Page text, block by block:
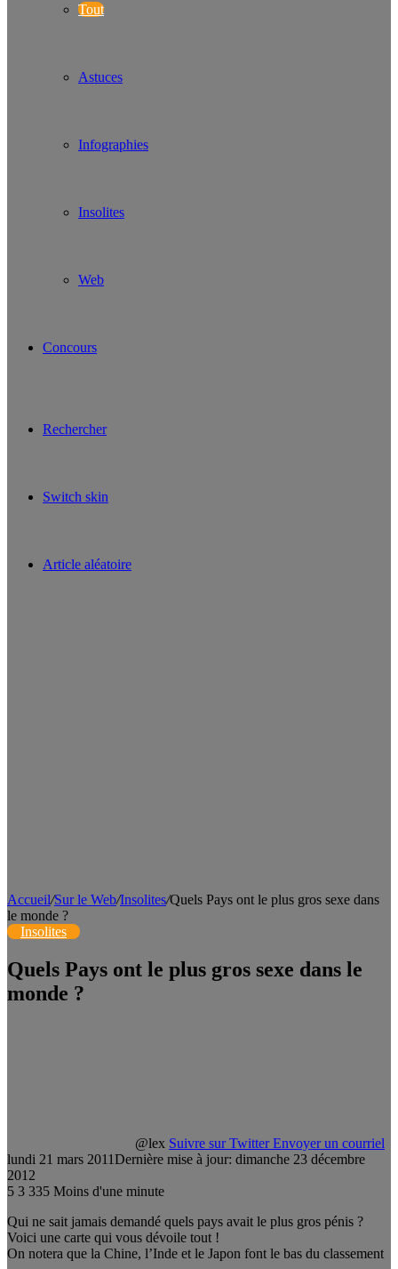
Tout
Astuces
Infographies
Insolites
Web
Concours
Rechercher
Switch skin
Article aléatoire
Accueil/Sur le Web/Insolites/Quels Pays ont le plus gros sexe dans
le monde ?
Insolites
Quels Pays ont le plus gros sexe dans le
monde ?
@lex Suivre sur Twitter Envoyer un courriel
lundi 21 mars 2011Dernière mise à jour: dimanche 23 décembre
2012
5 3 335 Moins d'une minute
Qui ne sait jamais demandé quels pays avait le plus gros pénis ?
Voici une carte qui vous dévoile tout !
On notera que la Chine, l’Inde et le Japon font le bas du classement